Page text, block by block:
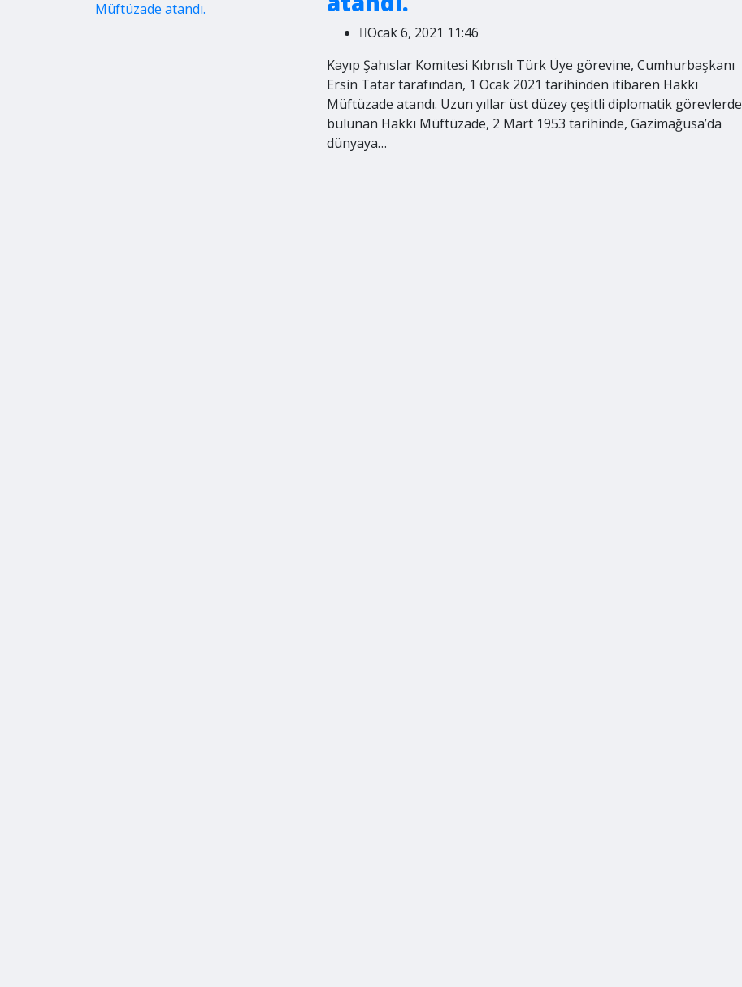
Ocak 6, 2021 11:46
Kayıp Şahıslar Komitesi Kıbrıslı Türk Üye görevine, Cumhurbaşkanı
Ersin Tatar tarafından, 1 Ocak 2021 tarihinden itibaren Hakkı
Müftüzade atandı. Uzun yıllar üst düzey çeşitli diplomatik görevlerde
bulunan Hakkı Müftüzade, 2 Mart 1953 tarihinde, Gazimağusa’da
dünyaya…